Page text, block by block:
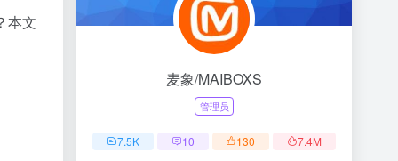
本文
麦象/MAIBOXS
管理员
7.5K 10 130 7.4M